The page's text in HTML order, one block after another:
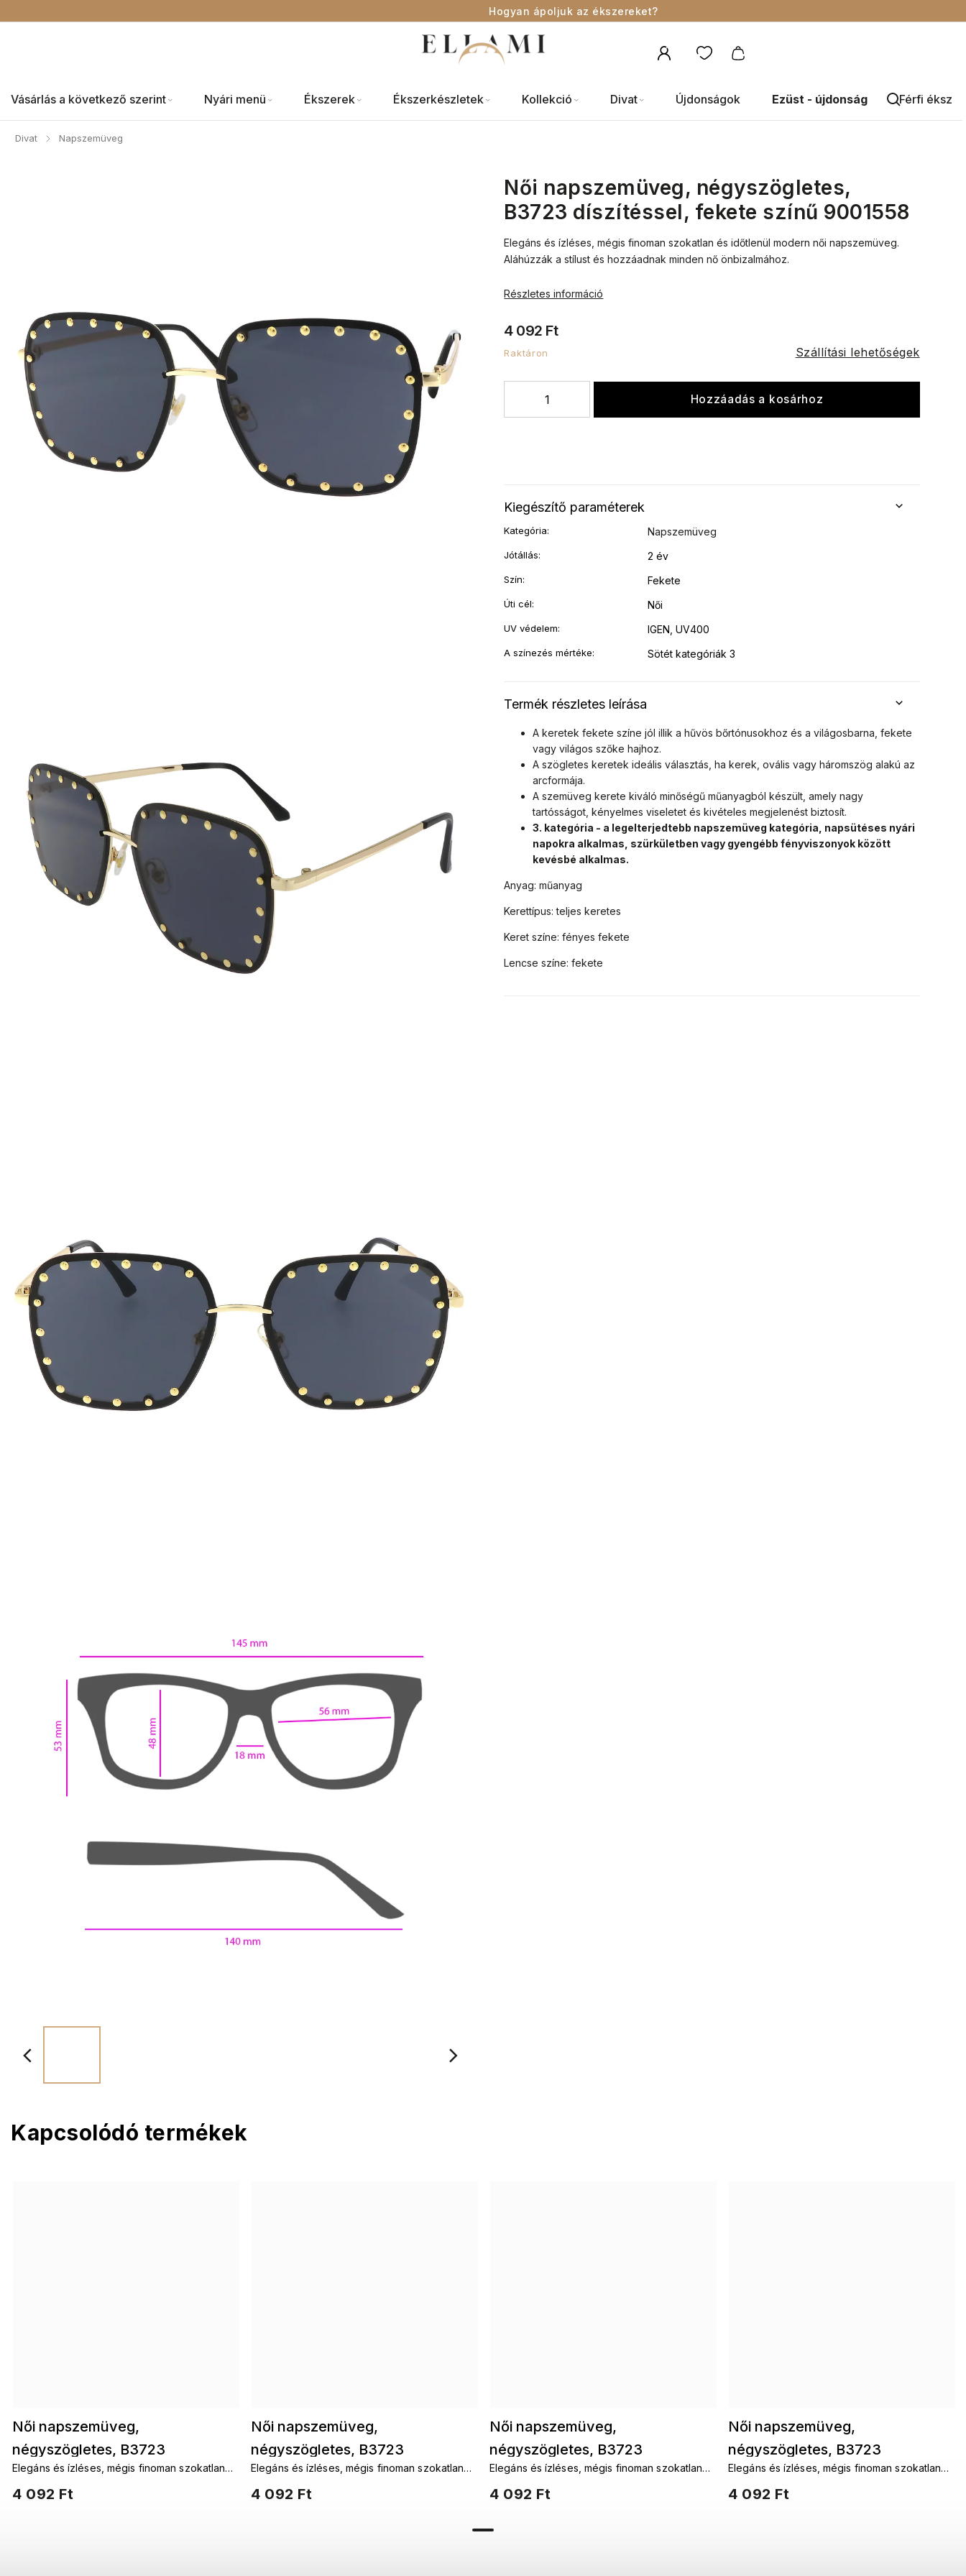
Hogyan ápoljuk az ékszereket?
Vásárlás a következő szerint Nyári menü Ékszerek Ékszerkészletek Kollekció Divat Újdonságok Ezüst - újdonság Férfi
Divat / Napszemüveg
Női napszemüveg, négyszögletes,
B3723 díszítéssel, fekete színű 9001558
4 092 Ft
Raktáron Szállítási lehetőségek
Hozzáadás a kosárhoz
Elegáns és ízléses, mégis finoman szokatlan és időtlenül modern női napszemüveg.
Aláhúzzák a stílust és hozzáadnak minden nő önbizalmához.
Részletes információ
Termék részletes leírása
A keretek fekete színe jól illik a hűvös bőrtónusokhoz és a világosbarna, fekete
vagy világos szőke hajhoz.
A szögletes keretek ideális választás, ha kerek, ovális vagy háromszög alakú az
arcformája.
A szemüveg kerete kiváló minőségű műanyagból készült, amely nagy
tartósságot, kényelmes viseletet és kivételes megjelenést biztosít.
3. kategória - a legelterjedtebb napszemüveg kategória, napsütéses nyári
napokra alkalmas, szürkületben vagy gyengébb fényviszonyok között
kevésbé alkalmas.
Anyag: műanyag
Kerettípus: teljes keretes
Keret színe: fényes fekete
Lencse színe: fekete
Kiegészítő paraméterek
Kategória: Napszemüveg
Jótállás: 2 év
Szín: Fekete
Úti cél: Női
UV védelem: IGEN, UV400
A színezés mértéke: Sötét kategóriák 3
Kapcsolódó termékek
Női napszemüveg,
négyszögletes, B3723
díszítéssel, fekete színű,
színezett lencsékkel 9001558-5
4 092 Ft
Elegáns és ízléses, mégis finoman szokatlan
Aláhúzzák a stílust és hozzáadnak minden nő
Női napszemüveg,
négyszögletes, B3723
díszítéssel, kék színű, 9001558-4
4 092 Ft
Elegáns és ízléses, mégis finoman szokatlan
Aláhúzzák a stílust és hozzáadnak minden nő
Női napszemüveg,
négyszögletes, B3723
díszítéssel, világosbarna színű
9001558-2
4 092 Ft
Elegáns és ízléses, mégis finoman szokatlan
Aláhúzzák a stílust és hozzáadnak minden nő
Női napszemüveg,
négyszögletes, B3723
díszítéssel, sötétbarna színű
9001558-3
4 092 Ft
Elegáns és ízléses, mégis finoman szokatlan
Aláhúzzák a stílust és hozzáadnak minden nő